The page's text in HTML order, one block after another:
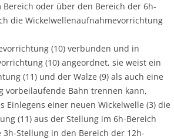
oder über den Bereich der 6h-
die Wickelwellenaufnahmevorrichtung
(10) verbunden und in
(10) angeordnet, sie weist ein
(11) und der Walze (9) als auch eine
vorbeilaufende Bahn trennen kann,
Einlegens einer neuen Wickelwelle (3) die
(11) aus der Stellung im 6h-Bereich
Stellung in den Bereich der 12h-